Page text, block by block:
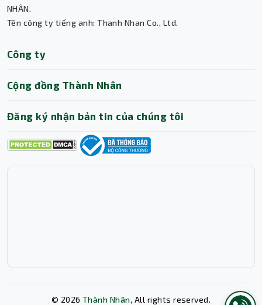
NHÂN.
Tên công ty tiếng anh: Thanh Nhan Co., Ltd.
Công ty
Cộng đồng Thành Nhân
Đăng ký nhận bản tin của chúng tôi
© 2026 Thành Nhân, All rights reserved.